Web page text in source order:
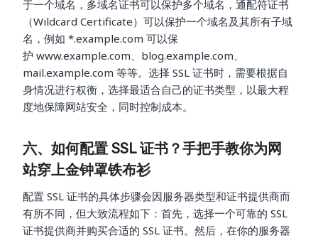
于一个域名，多域名证书可以保护多个域名，通配符证书
（Wildcard Certificate）可以保护一个域名及其所有子域
名，例如 *.example.com 可以保
护 www.example.com、blog.example.com、
mail.example.com 等等。选择 SSL 证书时，需要根据自
身情况进行权衡，选择最适合自己的证书类型，以最大程
度地保障网站安全，同时控制成本。
六、如何配置 SSL 证书？手把手教你为网
站穿上金钟罩铁布衫
配置 SSL 证书的具体步骤会因服务器类型和证书提供商而
有所不同，但大致流程如下：首先，选择一个可靠的 SSL
证书提供商并购买合适的 SSL 证书。然后，在你的服务器